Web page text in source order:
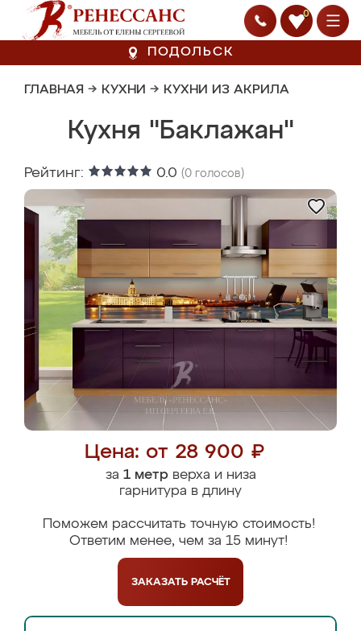
0
ПОДОЛЬСК
ГЛАВНАЯ → КУХНИ → КУХНИ ИЗ АКРИЛА
Кухня "Баклажан"
Рейтинг: 0.0 (0 голосов)
Цена: от 28 900 ₽
за 1 метрверха и низа
гарнитура в длину
Поможем рассчитать точную стоимость!
Ответим менее, чем за 15 минут!
ЗАКАЗАТЬ РАСЧЁТ